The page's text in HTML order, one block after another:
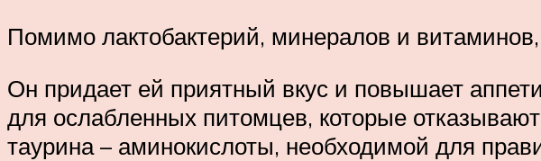
Помимо лактобактерий, минералов и
Он придает ей приятный вкус и повышает
для ослабленных питомцев, которые
таурина – аминокислоты, необходимой для